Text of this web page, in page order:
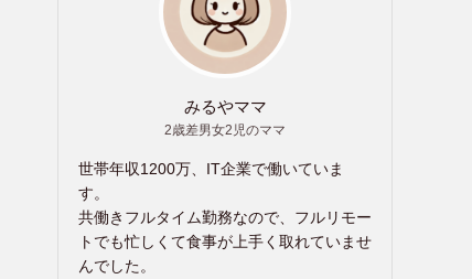
みるやママ
2歳差男女2児のママ
世帯年収1200万、IT企業で働いていま
す。
共働きフルタイム勤務なので、フルリモー
トでも忙しくて食事が上手く取れていませ
んでした。